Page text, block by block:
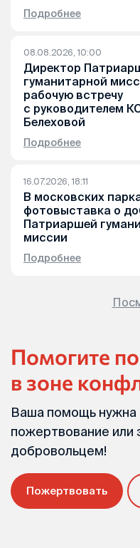
Подробнее
08.08.2026, 10:00
Директор
гуманитарной
рабочую встречу
с руководителем
Белеховой
Подробнее
16.07.2026, 18:11
В московских
фотовыставка о
Патриаршей
миссии
Подробнее
Помогите
в зоне
Ваша помощь нужна
пожертвование или
добровольцем!
Пожертвовать